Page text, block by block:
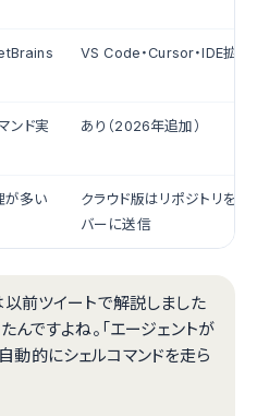
VS Code・Cursor・IDE拡張
ンド実
あり（2026年追加）
が多い
クラウド版はリポジトリを
バーに送信
前ツイートで解説しました
んですよね。「エージェントが
動的にシェルコマンドを走ら